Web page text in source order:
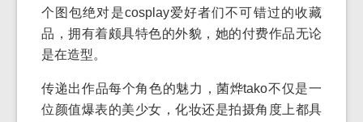
个图包绝对是cosplay爱好者们不可错过的收藏
品，拥有着颇具特色的外貌，她的付费作品无论
是在造型。
传递出作品每个角色的魅力，菌烨tako不仅是一
位颜值爆表的美少女，化妆还是拍摄角度上都具